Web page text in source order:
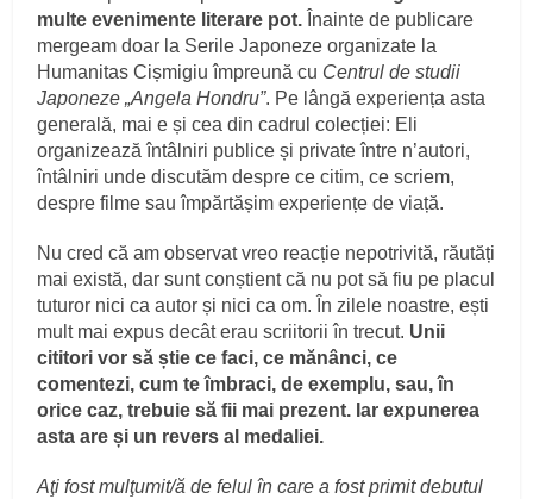
multe evenimente literare pot. Înainte de publicare
mergeam doar la Serile Japoneze organizate la
Humanitas Cișmigiu împreună cu Centrul de studii
Japoneze „Angela Hondru”. Pe lângă experiența asta
generală, mai e și cea din cadrul colecției: Eli
organizează întâlniri publice și private între n’autori,
întâlniri unde discutăm despre ce citim, ce scriem,
despre filme sau împărtășim experiențe de viață.
Nu cred că am observat vreo reacție nepotrivită, răutăți
mai există, dar sunt conștient că nu pot să fiu pe placul
tuturor nici ca autor și nici ca om. În zilele noastre, ești
mult mai expus decât erau scriitorii în trecut. Unii
cititori vor să știe ce faci, ce mănânci, ce
comentezi, cum te îmbraci, de exemplu, sau, în
orice caz, trebuie să fii mai prezent. Iar expunerea
asta are și un revers al medaliei.
Aţi fost mulţumit/ă de felul în care a fost primit debutul